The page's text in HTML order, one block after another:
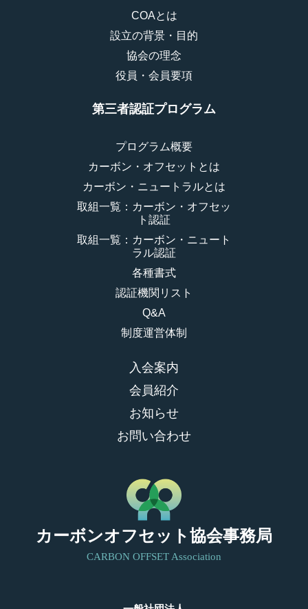
COAとは
設立の背景・目的
協会の理念
役員・会員要項
第三者認証プログラム
プログラム概要
カーボン・オフセットとは
カーボン・ニュートラルとは
取組一覧：カーボン・オフセッ
ト認証
取組一覧：カーボン・ニュート
ラル認証
各種書式
認証機関リスト
Q&A
制度運営体制
入会案内
会員紹介
お知らせ
お問い合わせ
カーボンオフセット協会事務局
CARBON OFFSET Association